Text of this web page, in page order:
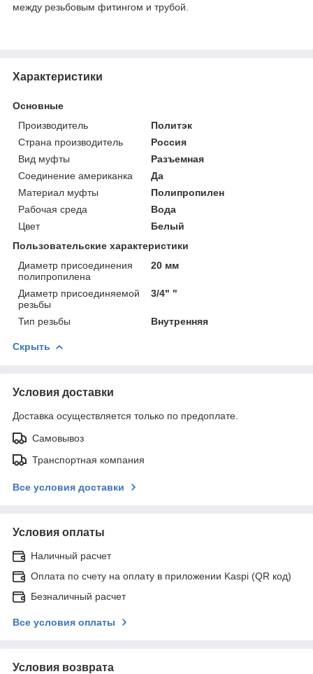
между резьбовым фитингом и трубой.
Характеристики
Основные
Производитель
Политэк
Страна производитель
Россия
Вид муфты
Разъемная
Соединение американка
Да
Материал муфты
Полипропилен
Рабочая среда
Вода
Цвет
Белый
Пользовательские характеристики
Диаметр присоединения
полипропилена
20 мм
Диаметр присоединяемой
резьбы
3/4" "
Тип резьбы Внутренняя
Скрыть
Условия доставки
Доставка осуществляется только по предоплате.
Самовывоз
Транспортная компания
Все условия доставки
Условия оплаты
Наличный расчет
Оплата по счету на оплату в приложении Kaspi (QR код)
Безналичный расчет
Все условия оплаты
Условия возврата